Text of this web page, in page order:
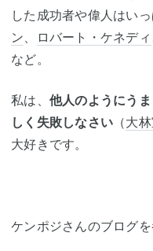
した成功者や偉人はいっ
ン
ロバート・ケネディ
など。
私は、 他人のようにう
しく失敗しなさい （大
大好きです。
ケンポジさんのブログ